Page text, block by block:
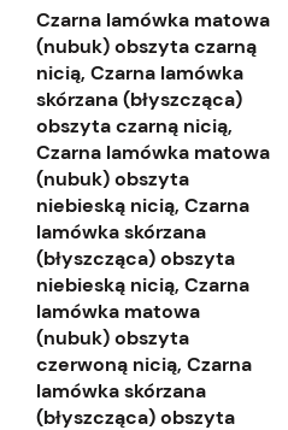
Czarna lamówka matowa
(nubuk) obszyta czarną
nicią, Czarna lamówka
skórzana (błyszcząca)
obszyta czarną nicią,
Czarna lamówka matowa
(nubuk) obszyta
niebieską nicią, Czarna
lamówka skórzana
(błyszcząca) obszyta
niebieską nicią, Czarna
lamówka matowa
(nubuk) obszyta
czerwoną nicią, Czarna
lamówka skórzana
(błyszcząca) obszyta